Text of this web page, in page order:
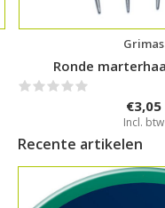
Grimas
Ronde
€3,05
Incl. btw
Recente artikelen